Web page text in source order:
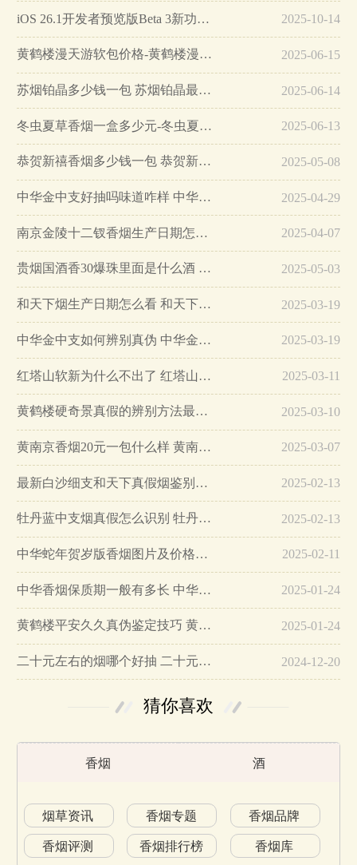
iOS 26.1开发者预览版Beta 3新功能详解… 2025-10-14
黄鹤楼漫天游软包价格-黄鹤楼漫天游软包多少钱一盒… 2025-06-15
苏烟铂晶多少钱一包 苏烟铂晶最新价格… 2025-06-14
冬虫夏草香烟一盒多少元-冬虫夏草香烟一盒多少元2025最新价格… 2025-06-13
恭贺新禧香烟多少钱一包 恭贺新禧香烟价格表和图片… 2025-05-08
中华金中支好抽吗味道咋样 中华金中支口感特点介绍… 2025-04-29
南京金陵十二钗香烟生产日期怎么看 南京金陵十二钗香烟保质期… 2025-04-07
贵烟国酒香30爆珠里面是什么酒 贵烟国酒香30怎么辨别真假… 2025-05-03
和天下烟生产日期怎么看 和天下烟真假辨别方法六个方面… 2025-03-19
中华金中支如何辨别真伪 中华金中支真假烟鉴别方法… 2025-03-19
红塔山软新为什么不出了 红塔山软新烟停售原因详解… 2025-03-11
黄鹤楼硬奇景真假的辨别方法最简单版… 2025-03-10
黄南京香烟20元一包什么样 黄南京香烟真假鉴别… 2025-03-07
最新白沙细支和天下真假烟鉴别指南… 2025-02-13
牡丹蓝中支烟真假怎么识别 牡丹蓝中支烟真假鉴别带图… 2025-02-13
中华蛇年贺岁版香烟图片及价格大全… 2025-02-11
中华香烟保质期一般有多长 中华香烟保质期在哪里看的… 2025-01-24
黄鹤楼平安久久真伪鉴定技巧 黄鹤楼平安久久二维码在哪里… 2025-01-24
二十元左右的烟哪个好抽 二十元左右的香烟排行榜最新款… 2024-12-20
猜你喜欢
香烟 酒
烟草资讯 香烟专题 香烟品牌
香烟评测 香烟排行榜 香烟库